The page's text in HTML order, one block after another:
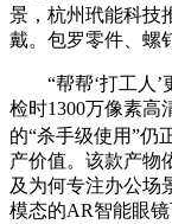
景，杭州玳能科技
戴。包罗零件、螺
“帮帮‘打工人’
检时1300万像素高
的“杀手级使用”仍
产价值。该款产物
及为何专注办公场
模态的AR智能眼